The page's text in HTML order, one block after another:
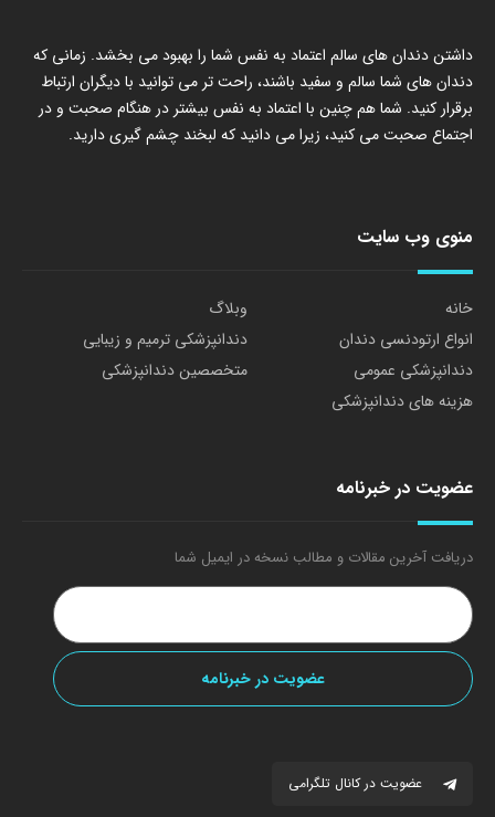
داشتن دندان های سالم اعتماد به نفس شما را بهبود می بخشد. زمانی که
دندان های شما سالم و سفید باشند، راحت تر می توانید با دیگران ارتباط
برقرار کنید. شما هم چنین با اعتماد به نفس بیشتر در هنگام صحبت و در
اجتماع صحبت می کنید، زیرا می دانید که لبخند چشم گیری دارید.
منوی وب سایت
خانه
وبلاگ
انواع ارتودنسی دندان
دندانپزشکی ترمیم و زیبایی
دندانپزشکی عمومی
متخصصین دندانپزشکی
هزینه های دندانپزشکی
عضویت در خبرنامه
دریافت آخرین مقالات و مطالب نسخه در ایمیل شما
عضویت در کانال تلگرامی